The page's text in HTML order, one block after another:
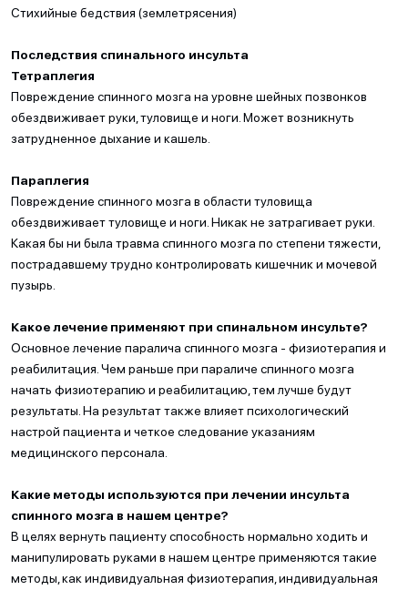
Стихийные бедствия (землетрясения)
Последствия спинального инсульта
Тетраплегия
Повреждение спинного мозга на уровне шейных позвонков
обездвиживает руки, туловище и ноги. Может возникнуть
затрудненное дыхание и кашель.
Параплегия
Повреждение спинного мозга в области туловища
обездвиживает туловище и ноги. Никак не затрагивает руки.
Какая бы ни была травма спинного мозга по степени тяжести,
пострадавшему трудно контролировать кишечник и мочевой
пузырь.
Какое лечение применяют при спинальном инсульте?
Основное лечение паралича спинного мозга - физиотерапия и
реабилитация. Чем раньше при параличе спинного мозга
начать физиотерапию и реабилитацию, тем лучше будут
результаты. На результат также влияет психологический
настрой пациента и четкое следование указаниям
медицинского персонала.
Какие методы используются при лечении инсульта
спинного мозга в нашем центре?
В целях вернуть пациенту способность нормально ходить и
манипулировать руками в нашем центре применяются такие
методы, как индивидуальная физиотерапия, индивидуальная